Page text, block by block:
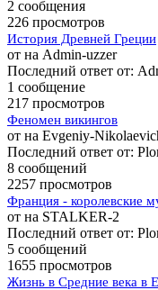
2 сообщения
226 просмотров
История Древней Греции
от на Admin-uzzer
Последний ответ от:
1 сообщение
217 просмотров
Феномен викингов
от на Evgeniy-
Последний ответ от:
8 сообщений
2257 просмотров
Франция - королевские
от на STALKER-2
Последний ответ от:
5 сообщений
1655 просмотров
Жизнь в Средние века в